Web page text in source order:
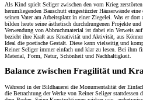
Als Kind spielt Seliger zwischen den vom Krieg
herumliegenden Bauschutt eingestürzter Häuserwände
seinen Vater am Arbeitsplatz in einer Ziegelei. Was er
bilden heute seine ästhetisch durchdrungenen Projekte
Verwendung von Abbruchmaterial ist dabei ein Verweis
bezieht ihre Kraft aus Kreativität und Aktivität, aus
Ideal die poetische Gestalt. Diese kann vielseitig und
Reiner Seliger immer einfach und klar zu lesen. Bei ihm
Material, Form, Natur, Schönheit und Nachhaltigkeit.
Balance zwischen Fragilität und
Während in der Bildhauerei die Monumentalität der
die Betrachtung der Werke von Reiner Seliger stattdessen